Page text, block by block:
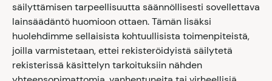
säilyttämisen tarpeellisuutta säännöllisesti sovellettava
lainsäädäntö huomioon ottaen. Tämän lisäksi
huolehdimme sellaisista kohtuullisista toimenpiteistä,
joilla varmistetaan, ettei rekisteröidyistä säilytetä
rekisterissä käsittelyn tarkoituksiin nähden